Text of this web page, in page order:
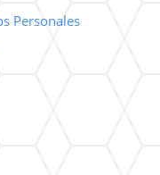
Personales